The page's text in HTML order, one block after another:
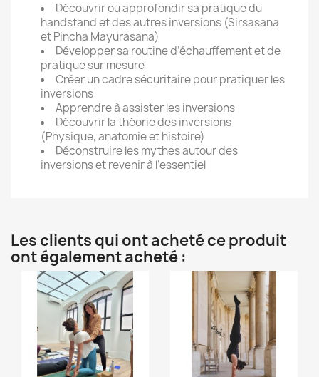
Découvrir ou approfondir sa pratique du
handstand et des autres inversions (Sirsasana
et Pincha Mayurasana)
Développer sa routine d’échauffement et de
pratique sur mesure
Créer un cadre sécuritaire pour pratiquer les
inversions
Apprendre à assister les inversions
Découvrir la théorie des inversions
(Physique, anatomie et histoire)
Déconstruire les mythes autour des
inversions et revenir à l’essentiel
Les clients qui ont acheté ce produit
ont également acheté :